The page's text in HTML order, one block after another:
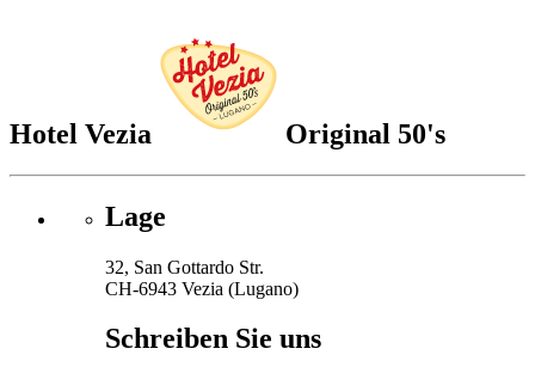
Hotel Vezia Original 50's
Lage
32, San Gottardo Str.
CH-6943 Vezia (Lugano)
Schreiben Sie uns